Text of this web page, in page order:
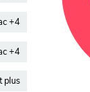
+4
+4
plus